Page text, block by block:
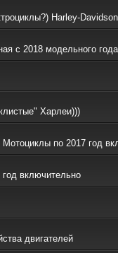
Harley-Davidson
с 2018 модельного
Харлеи)))
по 2017 год
включительно
двигателей